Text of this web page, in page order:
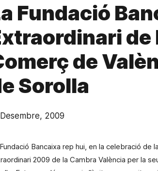
Fundació
de
de
Sorolla
2009
Bancaixa rep hui, en la celebració de
2009 de la Cambra València per la